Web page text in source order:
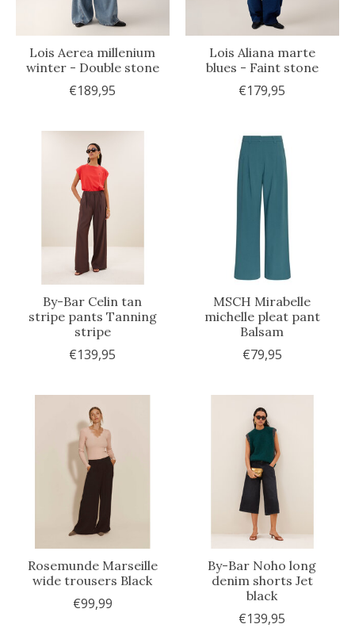
Lois Aerea millenium
winter - Double stone
€189,95
Lois Aliana marte
blues - Faint stone
€179,95
By-Bar Celin tan
stripe pants Tanning
stripe
€139,95
MSCH Mirabelle
michelle pleat pant
Balsam
€79,95
Rosemunde Marseille
wide trousers Black
€99,99
By-Bar Noho long
denim shorts Jet
black
€139,95